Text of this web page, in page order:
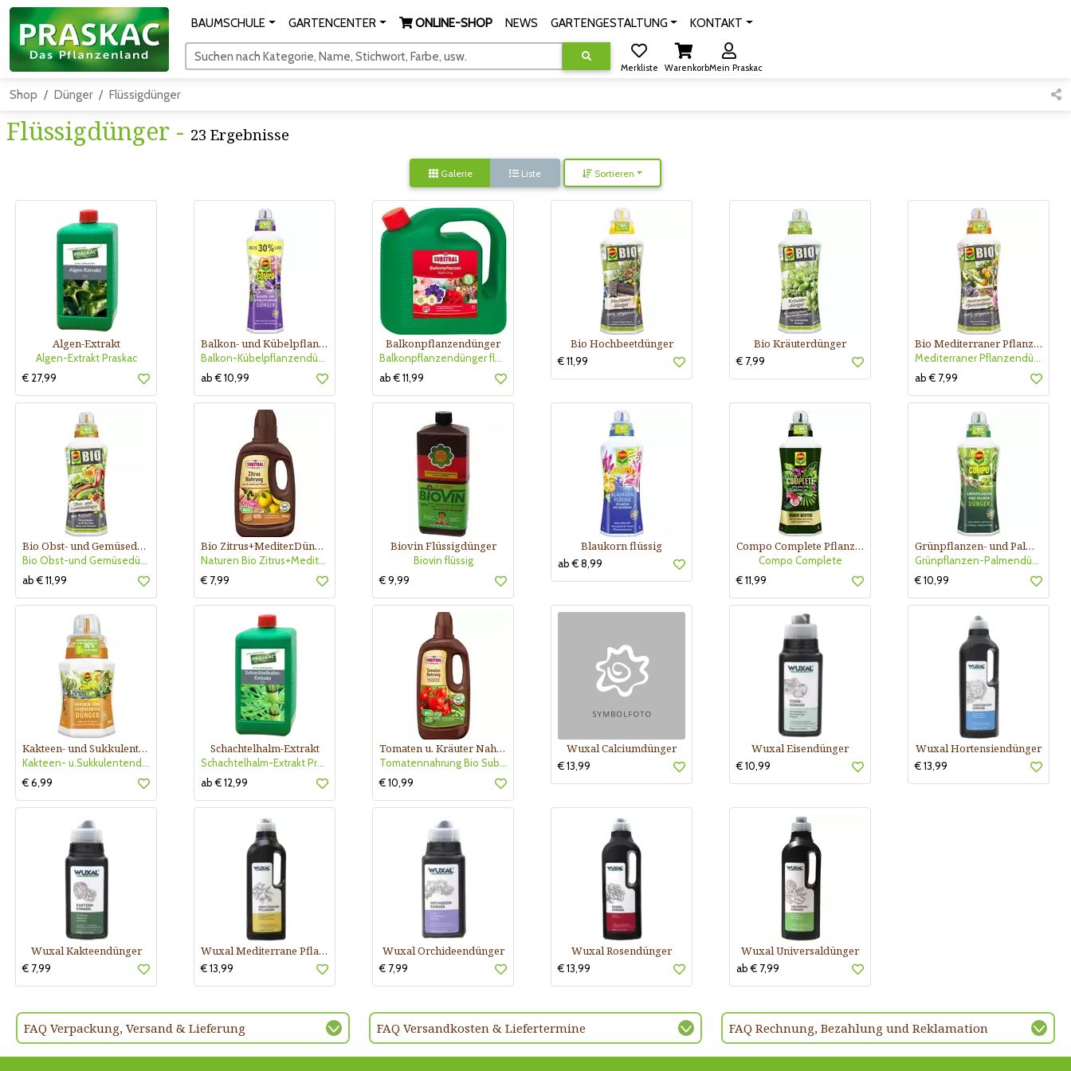
BAUMSCHULE GARTENCENTER ONLINE-SHOP NEWS GARTENGESTALTUNG KONTAKT
Suchen nach Kategorie, Name, Stichwort, Farbe, usw.
Merkliste WarenkorbMein Praskac
Shop Dünger Flüssigdünger
Flüssigdünger - 23 Ergebnisse
Galerie Liste Sortieren
Algen-Extrakt
Algen-Extrakt Praskac
€ 27,99
Balkon- und Kübelpflanzendünger
Balkon-Kübelpflanzendünger
ab € 10,99
Balkonpflanzendünger
Balkonpflanzendünger flüssig Su
ab € 11,99
Bio Hochbeetdünger
€ 11,99
Bio Kräuterdünger
€ 7,99
Bio Mediterraner Pflanzendünger
Mediterraner Pflanzendünger
ab € 7,99
Bio Obst- und Gemüsedünger
Bio Obst-und Gemüsedünger
ab € 11,99
Bio Zitrus+Mediter.Dünger
Naturen Bio Zitrus+Mediter.Düng
€ 7,99
Biovin Flüssigdünger
Biovin flüssig
€ 9,99
Blaukorn flüssig
ab € 8,99
Compo Complete Pflanzendünger
Compo Complete
€ 11,99
Grünpflanzen- und Palmendünger
Grünpflanzen-Palmendünger
€ 10,99
Kakteen- und Sukkulentendünger
Kakteen- u.Sukkulentendünger
€ 6,99
Schachtelhalm-Extrakt
Schachtelhalm-Extrakt Praskac
ab € 12,99
Tomaten u. Kräuter Nahrung Bio
Tomatennahrung Bio Substral
€ 10,99
Wuxal Calciumdünger
€ 13,99
Wuxal Eisendünger
€ 10,99
Wuxal Hortensiendünger
€ 13,99
Wuxal Kakteendünger
€ 7,99
Wuxal Mediterrane Pflanzen
€ 13,99
Wuxal Orchideendünger
€ 7,99
Wuxal Rosendünger
€ 13,99
Wuxal Universaldünger
ab € 7,99
FAQ Verpackung, Versand & Lieferung FAQ Versandkosten & Liefertermine FAQ Rechnung, Bezahlung und Reklamation